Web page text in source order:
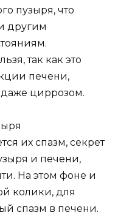
пузыря, что
другим
так как это
печени,
циррозом.
их спазм, секрет
и печени,
На этом фоне и
колики, для
спазм в печени.